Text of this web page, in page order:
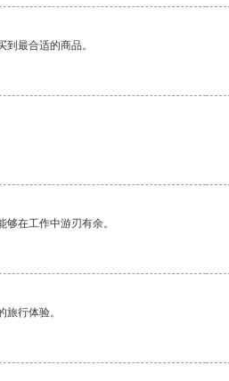
最合适的商品。
在工作中游刃有余。
行体验。